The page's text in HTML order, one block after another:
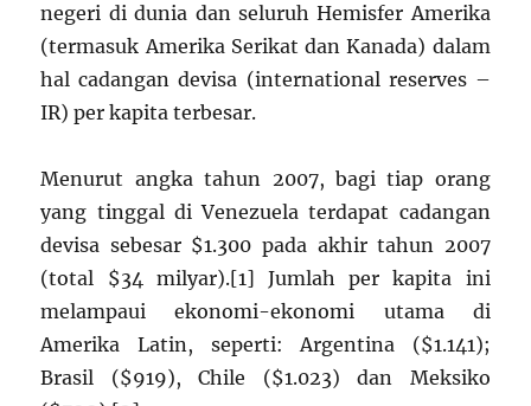
negeri di dunia dan seluruh Hemisfer Amerika
(termasuk Amerika Serikat dan Kanada) dalam
hal cadangan devisa (international reserves –
IR) per kapita terbesar.
Menurut angka tahun 2007, bagi tiap orang
yang tinggal di Venezuela terdapat cadangan
devisa sebesar $1.300 pada akhir tahun 2007
(total $34 milyar).[1] Jumlah per kapita ini
melampaui ekonomi-ekonomi utama di
Amerika Latin, seperti: Argentina ($1.141);
Brasil ($919), Chile ($1.023) dan Meksiko